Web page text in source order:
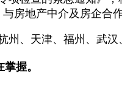
房地产中介及房企合
、天津、福州、武汉
握。